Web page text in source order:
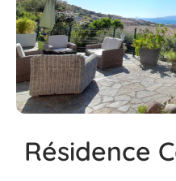
Résidence